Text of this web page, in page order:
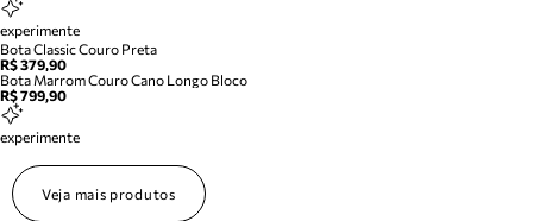
experimente
Bota Classic Couro Preta
R$ 379,90
Bota Marrom Couro Cano Longo Bloco
R$ 799,90
experimente
Veja mais produtos